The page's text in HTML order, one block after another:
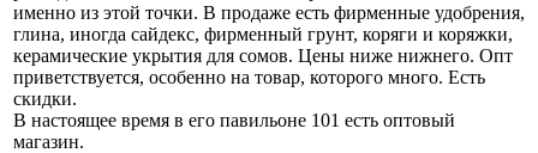
именно из этой точки. В продаже есть фирменные удобрения,
глина, иногда сайдекс, фирменный грунт, коряги и коряжки,
керамические укрытия для сомов. Цены ниже нижнего. Опт
приветствуется, особенно на товар, которого много. Есть
скидки.
В настоящее время в его павильоне 101 есть оптовый
магазин.